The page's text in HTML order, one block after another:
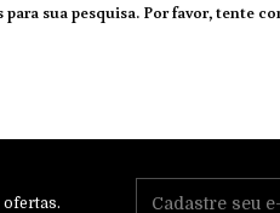
sua pesquisa. Por favor, tente
ofertas.